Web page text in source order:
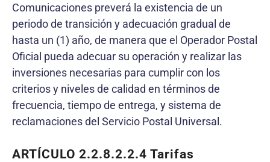
Comunicaciones preverá la existencia de un
periodo de transición y adecuación gradual de
hasta un (1) año, de manera que el Operador Postal
Oficial pueda adecuar su operación y realizar las
inversiones necesarias para cumplir con los
criterios y niveles de calidad en términos de
frecuencia, tiempo de entrega, y sistema de
reclamaciones del Servicio Postal Universal.
ARTÍCULO 2.2.8.2.2.4 Tarifas